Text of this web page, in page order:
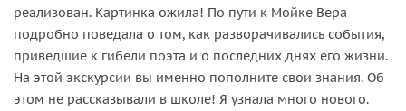
реализован. Картинка ожила! По пути к Мойке Вера
подробно поведала о том, как разворачивались события,
приведшие к гибели поэта и о последних днях его жизни.
На этой экскурсии вы именно пополните свои знания. Об
этом не рассказывали в школе! Я узнала много нового.